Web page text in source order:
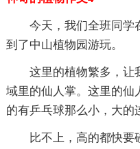
今天，我们全班同学
到了中山植物园游玩。
这里的植物繁多，让
域里的仙人掌。这里的仙
的有乒乓球那么小，大的
比不上，高的都快要